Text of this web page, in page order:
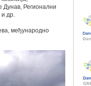
Дунав, Регионални
и др.
међународно